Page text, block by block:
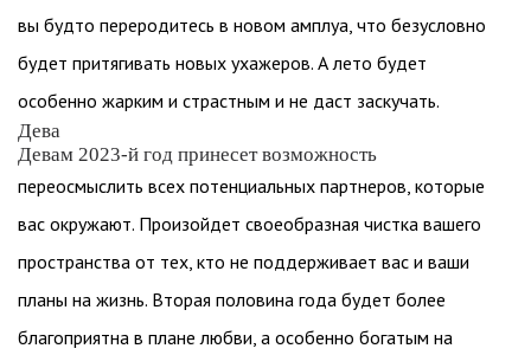
вы будто переродитесь в новом амплуа, что безусловно
будет притягивать новых ухажеров. А лето будет
особенно жарким и страстным и не даст заскучать.
Дева
Девам 2023-й год принесет возможность
переосмыслить всех потенциальных партнеров, которые
вас окружают. Произойдет своеобразная чистка вашего
пространства от тех, кто не поддерживает вас и ваши
планы на жизнь. Вторая половина года будет более
благоприятна в плане любви, а особенно богатым на